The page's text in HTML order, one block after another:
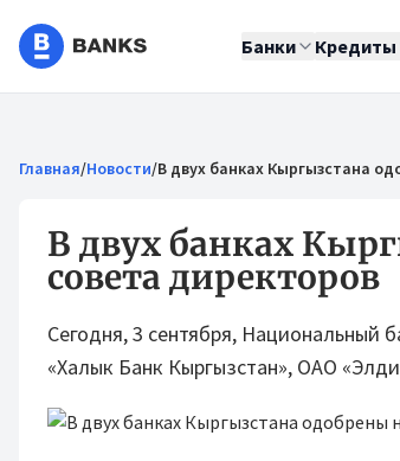
Банки Кредиты
Главная/Новости/В двух банках Кыргызстана
В двух банках
совета директоров
Сегодня, 3 сентября, Национальный
«Халык Банк Кыргызстан», ОАО